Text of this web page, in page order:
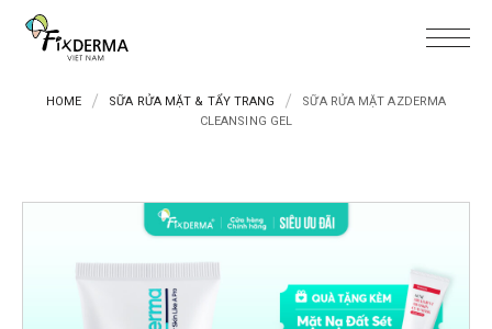
HOME SỮA RỬA MẶT & TẨY TRANG
SỮA RỬA MẶT AZDERMA
CLEANSING GEL